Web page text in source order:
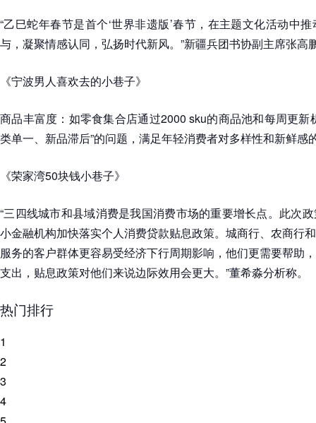
“乙巳蛇年春节是首个‘世界非遗版’春节，在主题文化活动中
与，凝聚情感认同，弘扬时代新风。”新疆兵团书协副主席张高
《宁波男人喜欢去的小巷子》
商品丰富度：如零食集合店通过2000 sku的商品池和每周更新
类单一、新品滞后”的问题，满足年轻消费者对多样性和新鲜感
《荣家湾50块钱小巷子》
“三四线城市和县域消费是我国消费市场的重要增长点。此次
小金融机构加快落实个人消费贷款贴息政策。城商行、农商行
服务的客户群体更容易受经济下行周期影响，他们更需要帮助
支出，贴息政策对他们来说边际效用会更大。”董希淼分析称。
热门排行
1
2
3
4